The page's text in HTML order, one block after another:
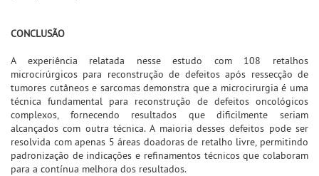
CONCLUSÃO
A experiência relatada nesse estudo com 108 retalhos
microcirúrgicos para reconstrução de defeitos após ressecção de
tumores cutâneos e sarcomas demonstra que a microcirurgia é uma
técnica fundamental para reconstrução de defeitos oncológicos
complexos, fornecendo resultados que dificilmente seriam
alcançados com outra técnica. A maioria desses defeitos pode ser
resolvida com apenas 5 áreas doadoras de retalho livre, permitindo
padronização de indicações e refinamentos técnicos que colaboram
para a contínua melhora dos resultados.